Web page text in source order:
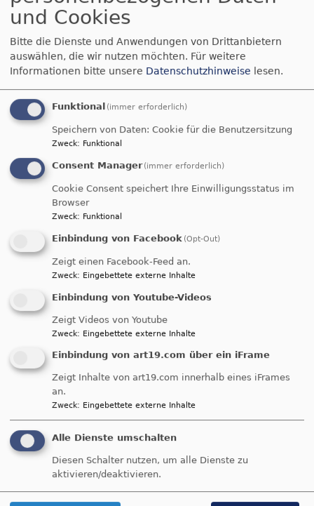
Kolumbarium
LaufMa(h)l
Pilgerherberge Schwabach
Schwabacher Kantorat
Veranstaltungsräume vermieten
Für bestimmte Aufgaben haben wir Beauftragte
bestimmt, die bereit sind, gezielt Verantwortung
zu übernehmen und Gespräche anzustoßen.
Durch das Jahr mit der Deutschen
Bibelgesellschaft
und Cookies
Bitte die Dienste und Anwendungen von Drittanbietern
auswählen, die wir nutzen möchten. Für weitere
Informationen bitte unsere Datenschutzhinweise lesen.
Funktional (immer erforderlich)
Speichern von Daten: Cookie für die Benutzersitzung
Zweck: Funktional
Consent Manager (immer erforderlich)
Cookie Consent speichert Ihre Einwilligungsstatus im
Browser
Zweck: Funktional
Einbindung von Facebook (Opt-Out)
Zeigt einen Facebook-Feed an.
Zweck: Eingebettete externe Inhalte
Einbindung von Youtube-Videos
Zeigt Videos von Youtube
Zweck: Eingebettete externe Inhalte
Einbindung von art19.com über ein iFrame
Zeigt Inhalte von art19.com innerhalb eines iFrames
an.
Zweck: Eingebettete externe Inhalte
Alle Dienste umschalten
Diesen Schalter nutzen, um alle Dienste zu
aktivieren/deaktivieren.